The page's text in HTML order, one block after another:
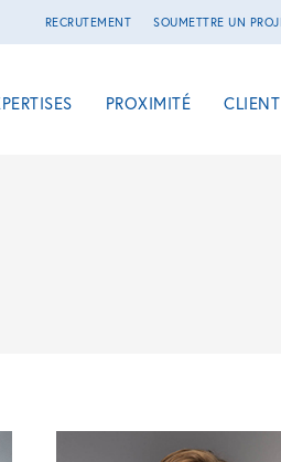
RECRUTEMENT SOUMETTRE UN
PROXIMITÉ